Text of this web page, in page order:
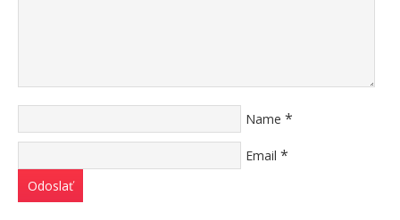
Name *
Email *